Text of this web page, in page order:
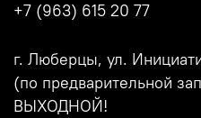
+7 (963) 615 20 77
г. Люберцы, ул.
(по предварительной
ВЫХОДНОЙ!